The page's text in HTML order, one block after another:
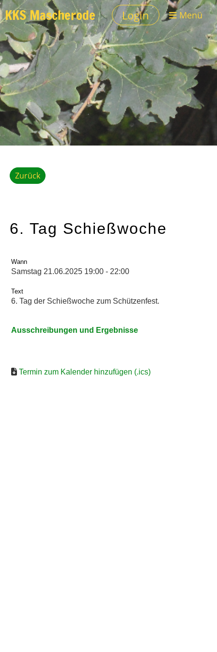
KKS Mascherode Login Menü
Zurück
6. Tag Schießwoche
Wann
Samstag 21.06.2025 19:00 - 22:00
Text
6. Tag der Schießwoche zum Schützenfest.
Ausschreibungen und Ergebnisse
Termin zum Kalender hinzufügen (.ics)